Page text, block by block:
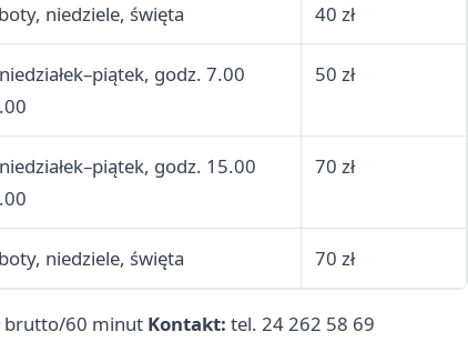
niedziele, święta 40 zł
godz. 7.00
50 zł
godz. 15.00
70 zł
niedziele, święta 70 zł
brutto/60 minut Kontakt: tel. 24 262 58 69